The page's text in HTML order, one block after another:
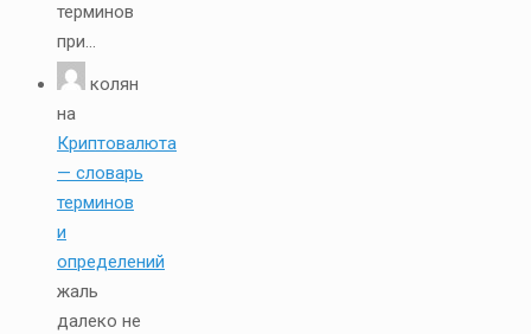
терминов
при...
колян
на
Криптовалюта
— словарь
терминов
и
определений
жаль
далеко не